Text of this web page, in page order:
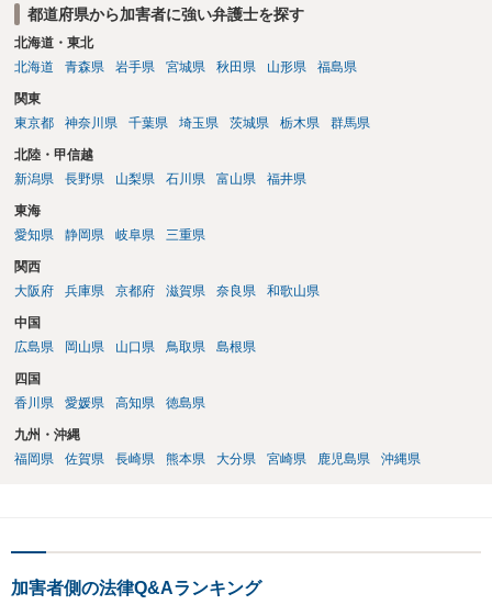
都道府県から加害者に強い弁護士を探す
北海道・東北
北海道
青森県 岩手県 宮城県 秋田県 山形県 福島県
関東
東京都
神奈川県 千葉県 埼玉県 茨城県 栃木県 群馬県
北陸・甲信越
新潟県
長野県 山梨県 石川県 富山県 福井県
東海
愛知県
静岡県 岐阜県 三重県
関西
大阪府
兵庫県 京都府 滋賀県 奈良県 和歌山県
中国
広島県
岡山県 山口県 鳥取県 島根県
四国
香川県
愛媛県 高知県 徳島県
九州・沖縄
福岡県
佐賀県 長崎県 熊本県 大分県 宮崎県 鹿児島県 沖縄県
加害者側の法律Q&Aランキング